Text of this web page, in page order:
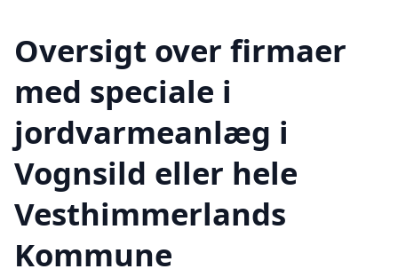
Oversigt over firmaer
med speciale i
jordvarmeanlæg i
Vognsild eller hele
Vesthimmerlands
Kommune